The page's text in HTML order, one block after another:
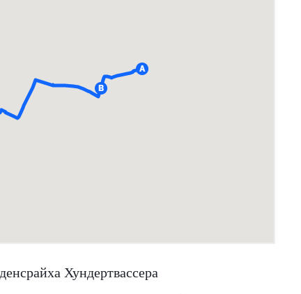
Хундертвассера